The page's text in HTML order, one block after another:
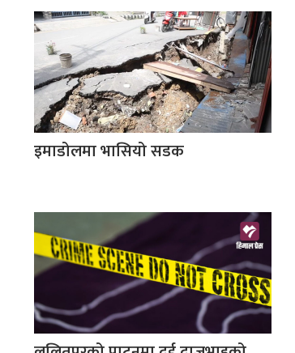
इमाडोलमा भासियो सडक